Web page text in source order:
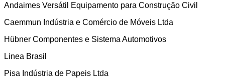
Andaimes Versátil Equipamento para Construção Civil
Caemmun Indústria e Comércio de Móveis Ltda
Hübner Componentes e Sistema Automotivos
Linea Brasil
Pisa Indústria de Papeis Ltda